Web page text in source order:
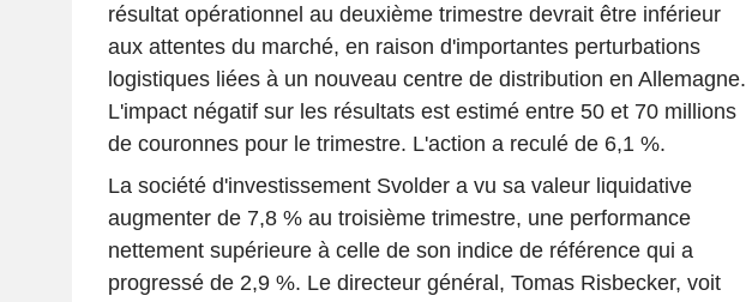
résultat opérationnel au deuxième trimestre devrait être inférieur
aux attentes du marché, en raison d'importantes perturbations
logistiques liées à un nouveau centre de distribution en Allemagne.
L'impact négatif sur les résultats est estimé entre 50 et 70 millions
de couronnes pour le trimestre. L'action a reculé de 6,1 %.
La société d'investissement Svolder a vu sa valeur liquidative
augmenter de 7,8 % au troisième trimestre, une performance
nettement supérieure à celle de son indice de référence qui a
progressé de 2,9 %. Le directeur général, Tomas Risbecker, voit